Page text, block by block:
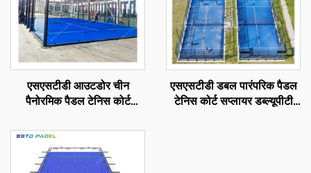
एसएसटीडी आउटडोर चीन
पैनोरमिक पैडल टेनिस कोर्ट
कोर्ट एडवांस टेक फॉर पैडल क्लब
001-2
एसएसटीडी डबल पारंपरिक पैडल
टेनिस कोर्ट सप्लायर डब्ल्यूपीटी